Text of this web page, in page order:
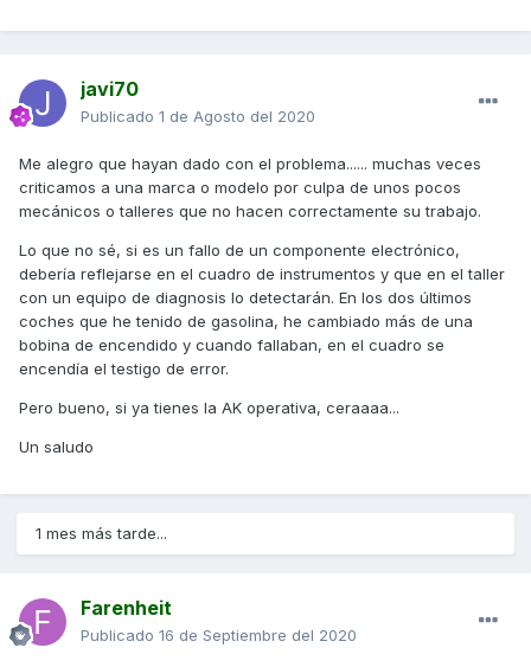
javi70
Publicado 1 de Agosto del 2020
Me alegro que hayan dado con el problema...... muchas veces
criticamos a una marca o modelo por culpa de unos pocos
mecánicos o talleres que no hacen correctamente su trabajo.
Lo que no sé, si es un fallo de un componente electrónico,
debería reflejarse en el cuadro de instrumentos y que en el taller
con un equipo de diagnosis lo detectarán. En los dos últimos
coches que he tenido de gasolina, he cambiado más de una
bobina de encendido y cuando fallaban, en el cuadro se
encendía el testigo de error.
Pero bueno, si ya tienes la AK operativa, ceraaaa...
Un saludo
1 mes más tarde...
Farenheit
Publicado 16 de Septiembre del 2020